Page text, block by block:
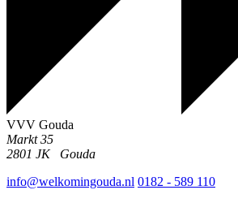
VVV Gouda
Markt 35
2801 JK
Gouda
info@welkomingouda.nl 0182 - 589 110